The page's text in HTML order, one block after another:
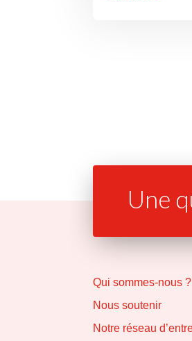
Une
Qui sommes-nous ?
Nous soutenir
Notre réseau